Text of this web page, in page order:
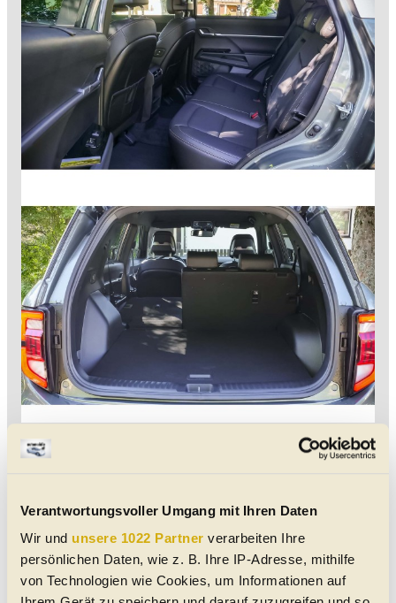
Verantwortungsvoller Umgang mit Ihren Daten
Wir und unsere 1022 Partner verarbeiten Ihre
persönlichen Daten, wie z. B. Ihre IP-Adresse, mithilfe
von Technologien wie Cookies, um Informationen auf
Fahreindrücke
die gemütliche Fortbewegung. 10,5 Sekunden
benötigt er auf Tempo 100. Der 1,5-Liter-
Turbobenziner spricht recht träge an, wer Vollgas
gibt, erntet lautstarken Protest von der Automatik.